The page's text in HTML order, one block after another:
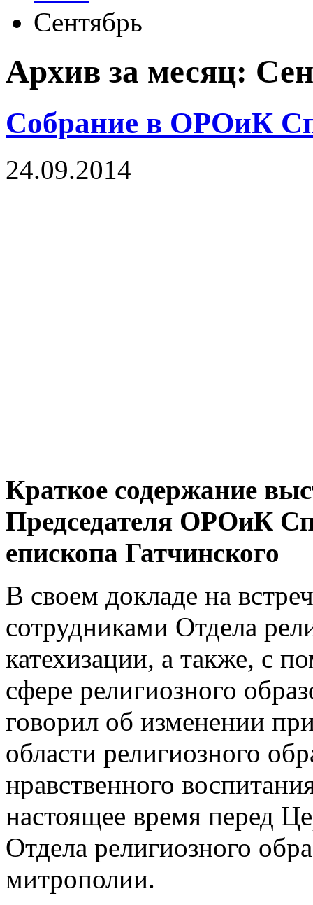
Сентябрь
Архив за месяц:
Собрание в ОРОиК
24.09.2014
Краткое содержание
Председателя ОРОиК
епископа Гатчинского
В своем докладе на
сотрудниками Отдела
катехизации, а также, с
сфере религиозного
говорил об изменении
области религиозного
нравственного
настоящее время перед
Отдела религиозного
митрополии.